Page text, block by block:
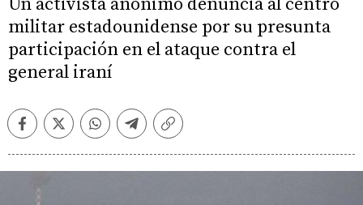
Un activista anónimo denuncia al centro
militar estadounidense por su presunta
participación en el ataque contra el
general iraní
FacebookTwitterWhatsappTelegramCopiar